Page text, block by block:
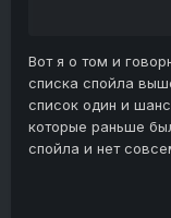
Вот я о том и
списка спойла
список один и
которые раньше
спойла и нет